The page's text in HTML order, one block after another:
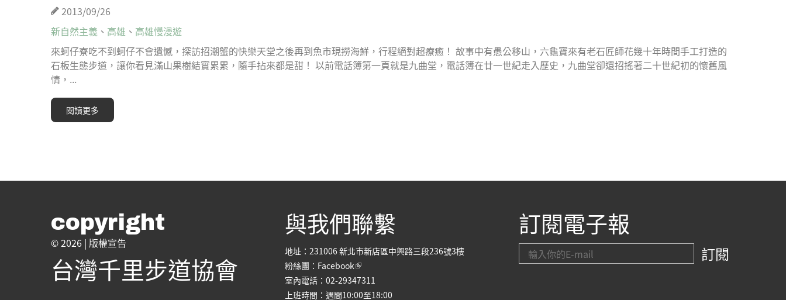
2013/09/26
新自然主義 、 高雄 、 高雄慢漫遊
來蚵仔寮吃不到蚵仔不會遺憾，探訪招潮蟹的快樂天堂之後再到魚市現撈海鮮，行程絕對超療癒！ 故事中有愚公移山，六龜寶來有老石匠師花幾十年時間手工打造的
石板生態步道，讓你看見滿山果樹結實累累，隨手拈來都是甜！ 以前電話簿第一頁就是九曲堂，電話簿在廿一世紀走入歷史，九曲堂卻還招搖著二十世紀初的懷舊風
情，...
閱讀更多
copyright
© 2026 | 版權宣告
台灣千里步道協會
與我們聯繫
地址：231006 新北市新店區中興路三段236號3樓
粉絲團： Facebook(link is external)
室內電話：02-29347311
上班時間：週間10:00至18:00
訂閱電子報